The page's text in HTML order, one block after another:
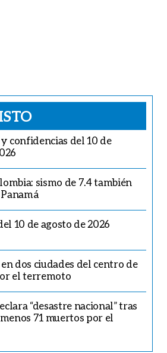
confidencias del 10 de
sismo de 7.4 también
10 de agosto de 2026
dos ciudades del centro de
el terremoto
“desastre nacional” tras
71 muertos por el